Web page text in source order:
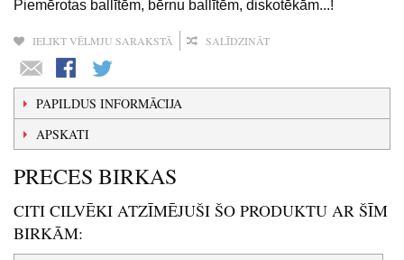
Piemērotas ballītēm, bērnu ballītēm, diskotēkām...!
IELIKT VĒLMJU SARAKSTĀ SALĪDZINĀT
PAPILDUS INFORMĀCIJA
APSKATI
PRECES BIRKAS
CITI CILVĒKI ATZĪMĒJUŠI ŠO PRODUKTU AR ŠĪM
BIRKĀM: